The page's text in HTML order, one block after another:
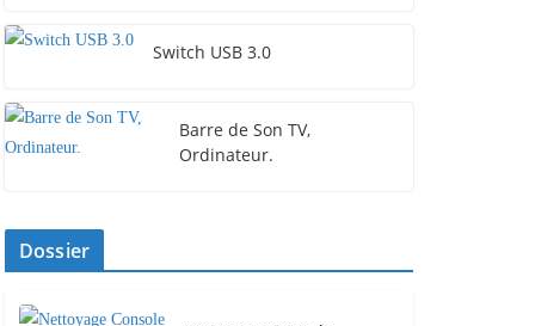
Switch USB 3.0
Barre de Son TV,
Ordinateur.
Dossier